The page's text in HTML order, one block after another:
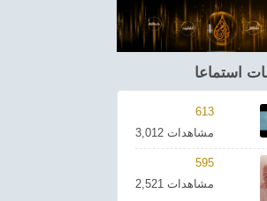
استماعا
613
3,012 مشاهدات
595
2,521 مشاهدات